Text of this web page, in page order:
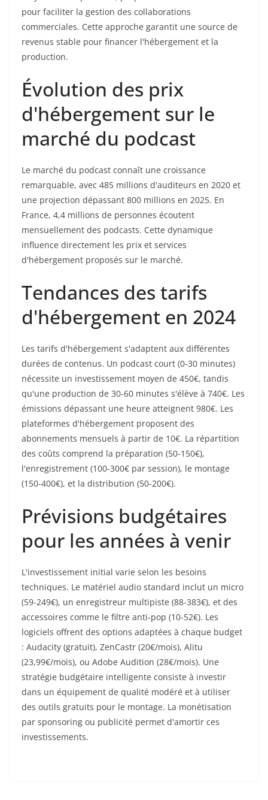
pour faciliter la gestion des collaborations
commerciales. Cette approche garantit une source de
revenus stable pour financer l'hébergement et la
production.
Évolution des prix
d'hébergement sur le
marché du podcast
Le marché du podcast connaît une croissance
remarquable, avec 485 millions d'auditeurs en 2020 et
une projection dépassant 800 millions en 2025. En
France, 4,4 millions de personnes écoutent
mensuellement des podcasts. Cette dynamique
influence directement les prix et services
d'hébergement proposés sur le marché.
Tendances des tarifs
d'hébergement en 2024
Les tarifs d'hébergement s'adaptent aux différentes
durées de contenus. Un podcast court (0-30 minutes)
nécessite un investissement moyen de 450€, tandis
qu'une production de 30-60 minutes s'élève à 740€. Les
émissions dépassant une heure atteignent 980€. Les
plateformes d'hébergement proposent des
abonnements mensuels à partir de 10€. La répartition
des coûts comprend la préparation (50-150€),
l'enregistrement (100-300€ par session), le montage
(150-400€), et la distribution (50-200€).
Prévisions budgétaires
pour les années à venir
L'investissement initial varie selon les besoins
techniques. Le matériel audio standard inclut un micro
(59-249€), un enregistreur multipiste (88-383€), et des
accessoires comme le filtre anti-pop (10-52€). Les
logiciels offrent des options adaptées à chaque budget
: Audacity (gratuit), ZenCastr (20€/mois), Alitu
(23,99€/mois), ou Adobe Audition (28€/mois). Une
stratégie budgétaire intelligente consiste à investir
dans un équipement de qualité modéré et à utiliser
des outils gratuits pour le montage. La monétisation
par sponsoring ou publicité permet d'amortir ces
investissements.